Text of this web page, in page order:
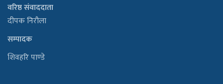
वरिष्ठ संवाददाता
दीपक निरौला
सम्पादक
शिवहरि पाण्डे